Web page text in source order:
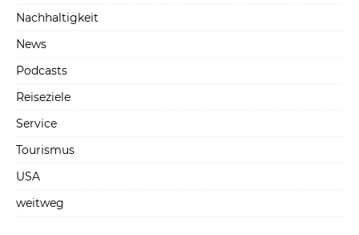
Nachhaltigkeit
News
Podcasts
Reiseziele
Service
Tourismus
USA
weitweg